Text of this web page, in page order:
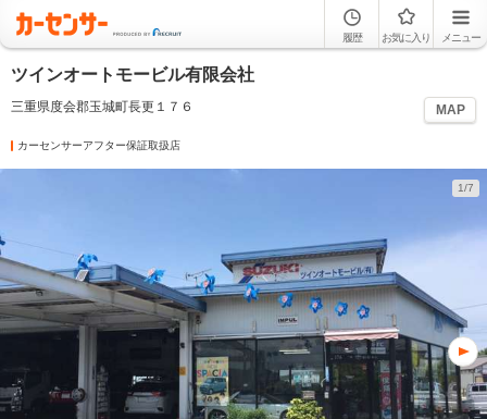
履歴 お気に入り メニュー
ツインオートモービル有限会社
三重県度会郡玉城町長更１７６ MAP
カーセンサーアフター保証取扱店
1/7